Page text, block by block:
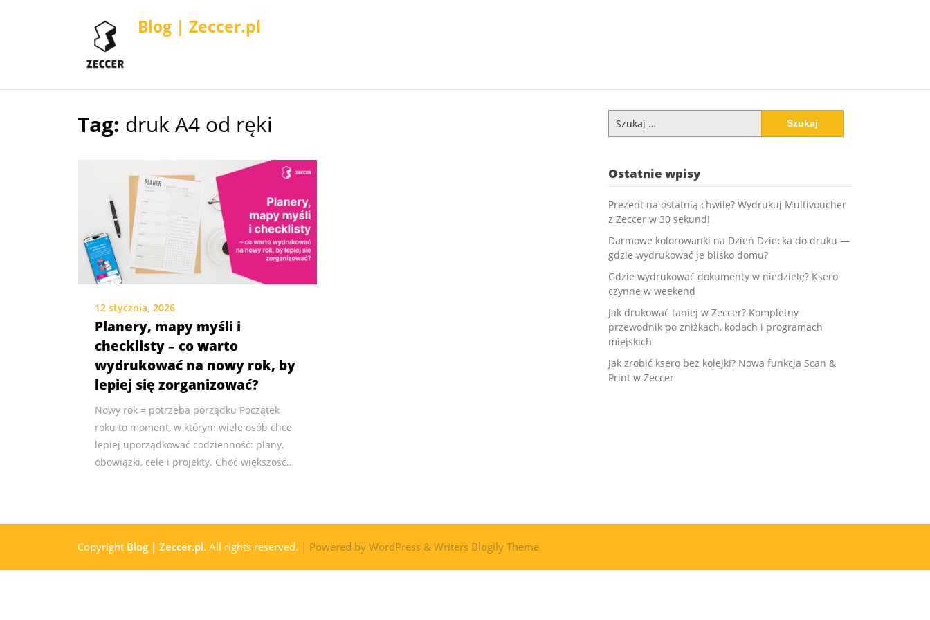
Blog | Zeccer.pl
Skip
Tag: druk A4 od ręki
12 stycznia, 2026
Planery, mapy myśli i
checklisty – co warto
wydrukować na nowy rok, by
lepiej się zorganizować?
Nowy rok = potrzeba porządku Początek
roku to moment, w którym wiele osób chce
lepiej uporządkować codzienność: plany,
obowiązki, cele i projekty. Choć większość…
Szukaj:
Ostatnie wpisy
Prezent na ostatnią chwilę? Wydrukuj Multivoucher
z Zeccer w 30 sekund!
Darmowe kolorowanki na Dzień Dziecka do druku —
gdzie wydrukować je blisko domu?
Gdzie wydrukować dokumenty w niedzielę? Ksero
czynne w weekend
Jak drukować taniej w Zeccer? Kompletny
przewodnik po zniżkach, kodach i programach
miejskich
Jak zrobić ksero bez kolejki? Nowa funkcja Scan &
Print w Zeccer
Copyright Blog | Zeccer.pl. All rights reserved. | Powered by WordPress & Writers Blogily Theme